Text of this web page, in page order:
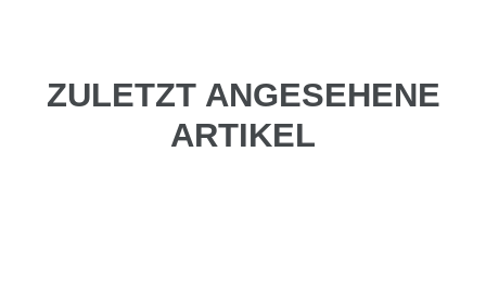
ZULETZT ANGESEHENE
ARTIKEL